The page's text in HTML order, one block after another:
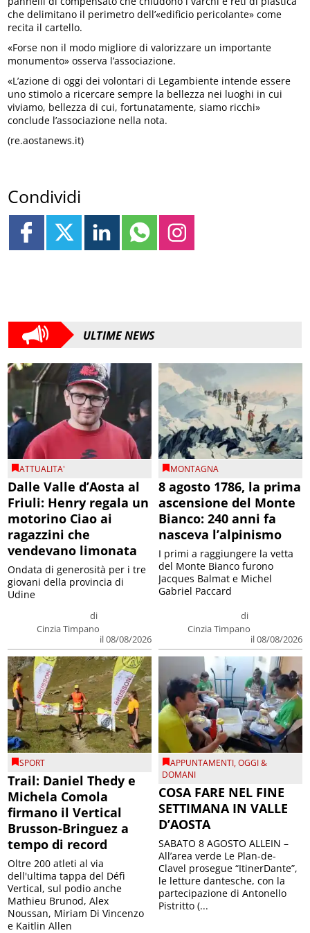
che delimitano il perimetro dell’«edificio pericolante» come
recita il cartello.
«Forse non il modo migliore di valorizzare un importante
monumento» osserva l’associazione.
«L’azione di oggi dei volontari di Legambiente intende essere
uno stimolo a ricercare sempre la bellezza nei luoghi in cui
viviamo, bellezza di cui, fortunatamente, siamo ricchi»
conclude l’associazione nella nota.
(re.aostanews.it)
Condividi
ULTIME NEWS
ATTUALITA'
Dalle Valle d’Aosta al
Friuli: Henry regala un
motorino Ciao ai
ragazzini che
vendevano limonata
di
Cinzia Timpano
il 08/08/2026
Ondata di generosità per i tre
giovani della provincia di
Udine
MONTAGNA
8 agosto 1786, la prima
ascensione del Monte
Bianco: 240 anni fa
nasceva l’alpinismo
di
Cinzia Timpano
il 08/08/2026
I primi a raggiungere la vetta
del Monte Bianco furono
Jacques Balmat e Michel
Gabriel Paccard
SPORT
Trail: Daniel Thedy e
Michela Comola
firmano il Vertical
Brusson-Bringuez a
tempo di record
Oltre 200 atleti al via
dell'ultima tappa del Défì
Vertical, sul podio anche
Mathieu Brunod, Alex
Noussan, Miriam Di Vincenzo
e Kaitlin Allen
APPUNTAMENTI,OGGI &
DOMANI
COSA FARE NEL FINE
SETTIMANA IN VALLE
D’AOSTA
SABATO 8 AGOSTO ALLEIN –
All’area verde Le Plan-de-
Clavel prosegue “ItinerDante”,
le letture dantesche, con la
partecipazione di Antonello
Pistritto (...